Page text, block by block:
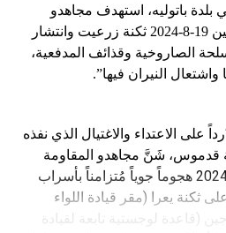
بلدة باتوليه، استهدف مجاهدو
المقاومة الإسلامية يوم الاثنين 19-8-2024 ثكنة زرعيت وانتشار
الصاروخية وقذائف المدفعية،
النيران فيها”.
على الاعتداء والاغتيال الذي نفذه
قدموس، شَنَّ مجاهدو المقاومة
الإسلامية يوم الاثنين 19-8-2024 هجوماً جوياً مُتزامناً بأسراب
ثكنة يعرا (مقر قيادة اللواء
سنط جين (قاعدة لوجستية تابعة لقيادة